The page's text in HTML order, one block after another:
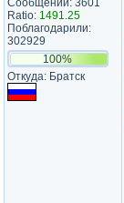
Сообщений: 3601
Ratio: 1491.25
Поблагодарили:
302929
100%
Откуда: Братск